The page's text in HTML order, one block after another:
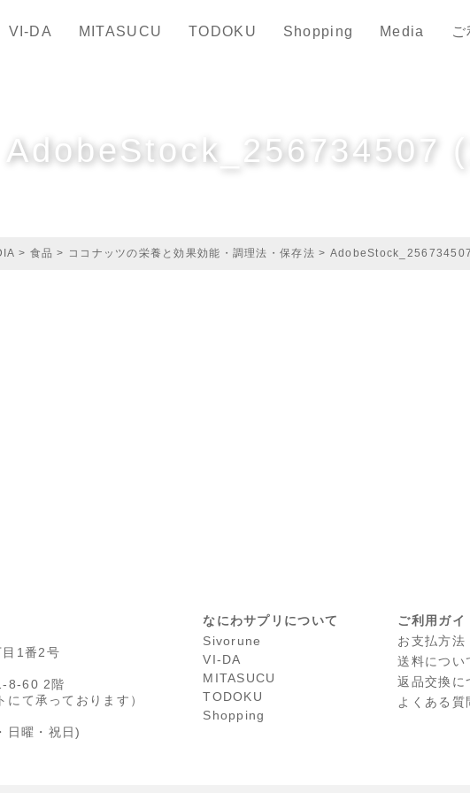
VI-DA MITASUCU TODOKU Shopping Media
AdobeStock_256734507
> 食品 > ココナッツの栄養と効果効能・調理法・保存法 >
1番2号
8-60 2階
て承っております）
日曜・祝日)
なにわサプリについて
Sivorune
VI-DA
MITASUCU
TODOKU
Shopping
ご利用ガイ
お支払方法
送料につい
返品交換に
よくある質